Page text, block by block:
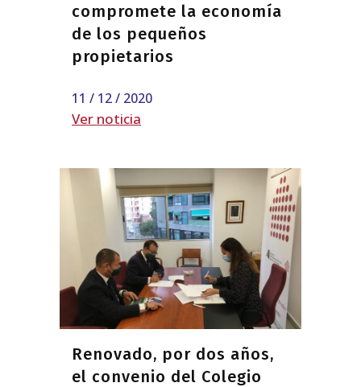
compromete la economía
de los pequeños
propietarios
11 / 12 / 2020
Ver noticia
Renovado, por dos años,
el convenio del Colegio